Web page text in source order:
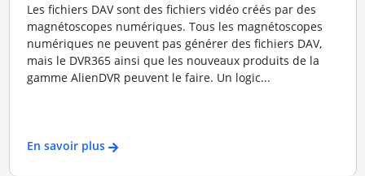
Les fichiers DAV sont des fichiers vidéo créés par des
magnétoscopes numériques. Tous les magnétoscopes
numériques ne peuvent pas générer des fichiers DAV,
mais le DVR365 ainsi que les nouveaux produits de la
gamme AlienDVR peuvent le faire. Un logic...
En savoir plus